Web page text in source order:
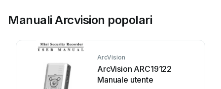
Manuali Arcvision popolari
ArcVision
ArcVision ARC19122
Manuale utente